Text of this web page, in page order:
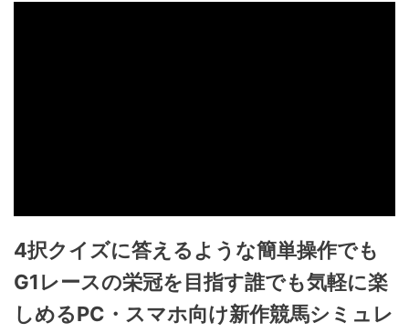
4択クイズに答えるような簡単操作でも
G1レースの栄冠を目指す誰でも気軽に楽
しめるPC・スマホ向け新作競馬シミュレ